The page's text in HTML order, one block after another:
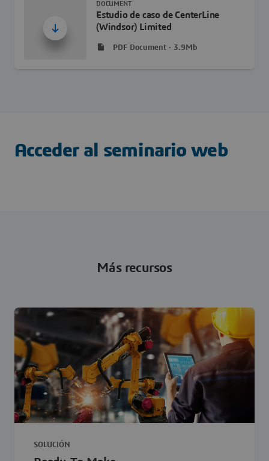
Estudio de caso de CenterLine
(Windsor) Limited
DOCUMENT
PDF Document · 3.9Mb
Acceder al seminario web
Más recursos
SOLUCIÓN